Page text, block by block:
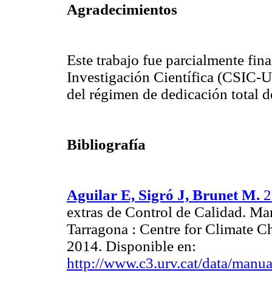
Agradecimientos
Este trabajo fue parcialmente
Investigación Científica (CSIC-
del régimen de dedicación total
Bibliografía
Aguilar E, Sigró J, Brunet M.
extras de Control de Calidad.
Tarragona : Centre for Climate
2014. Disponible en:
http://www.c3.urv.cat/data/